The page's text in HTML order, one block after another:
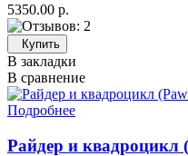
5350.00 р.
Купить
В закладки
В сравнение
Подробнее
Райдер и квадроцикл